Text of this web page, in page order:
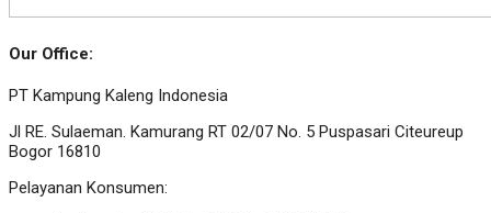
Our Office:
PT Kampung Kaleng Indonesia
Jl RE. Sulaeman. Kamurang RT 02/07 No. 5 Puspasari Citeureup
Bogor 16810
Pelayanan Konsumen: